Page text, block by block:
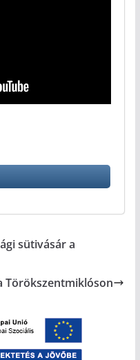
sütivásár a
Törökszentmiklóson